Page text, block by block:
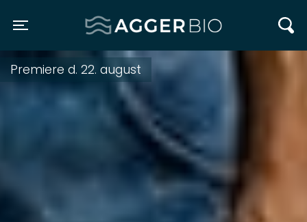
Toggle navigation
Agger BIO
Ældresagen d. 27. august